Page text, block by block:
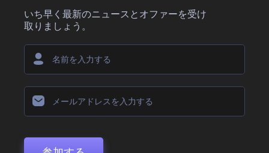
いち早く最新のニュースとオファーを受け
取りましょう。